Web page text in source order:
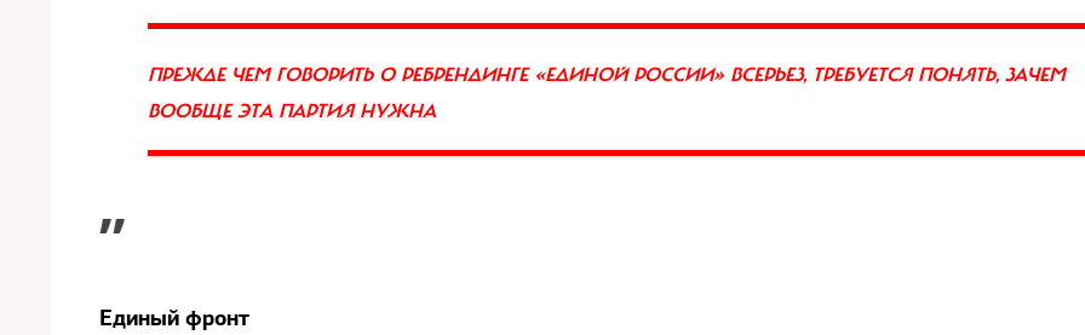
ПРЕЖДЕ ЧЕМ ГОВОРИТЬ О РЕБРЕНДИНГЕ «ЕДИНОЙ РОССИИ» ВСЕРЬЕЗ, ТРЕБУЕТСЯ ПОНЯТЬ, ЗАЧЕМ
ВООБЩЕ ЭТА ПАРТИЯ НУЖНА
”
Единый фронт